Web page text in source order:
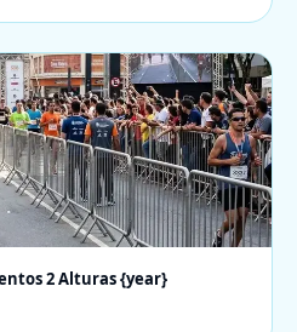
2 Alturas {year}